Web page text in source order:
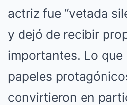
actriz fue “vetada
y dejó de recibir
importantes. Lo que
papeles
convirtieron en